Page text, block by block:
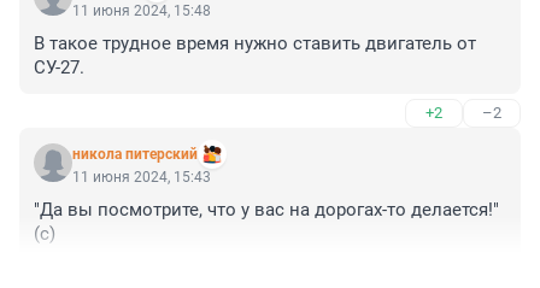
11 июня 2024, 15:48
В такое трудное время нужно ставить двигатель от
СУ-27.
+2 –2
никола питерский
11 июня 2024, 15:43
"Да вы посмотрите, что у вас на дорогах-то делается!"
(с)